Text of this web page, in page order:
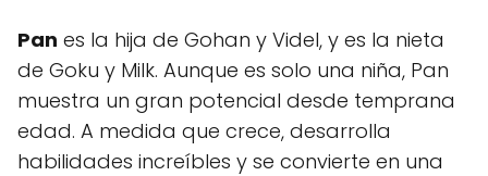
Pan es la hija de Gohan y Videl, y es la nieta
de Goku y Milk. Aunque es solo una niña, Pan
muestra un gran potencial desde temprana
edad. A medida que crece, desarrolla
habilidades increíbles y se convierte en una